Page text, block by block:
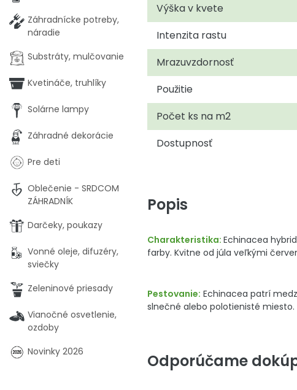
Výška v kvete
Intenzita rastu
Mrazuvzdornosť
Použitie
Počet ks na m2
Dostupnosť
Popis
Charakteristika: Echinacea
farby. Kvitne od júla veľkými
Pestovanie: Echinacea patrí
slnečné alebo polotienisté
Odporúčame
Záhradnícke potreby,
náradie
Substráty, mulčovanie
Kvetináče, truhlíky
Solárne lampy
Záhradné dekorácie
Pre deti
Oblečenie - SRDCOM
ZÁHRADNÍK
Darčeky, poukazy
Vonné oleje, difuzéry,
sviečky
Zeleninové priesady
Vianočné osvetlenie,
ozdoby
Novinky 2026